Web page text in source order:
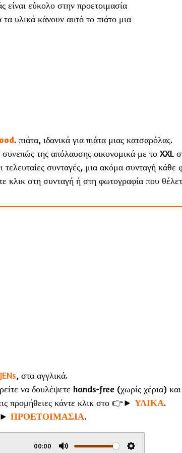
είναι εύκολο στην προετοιμασία
υλικά κάνουν αυτό το πιάτο μια
. πιάτα, ιδανικά για πιάτα μιας κατσαρόλας.
της απόλαυσης οικονομικά με το XXL
συνταγές, μια ακόμα συνταγή κάθε
στη συνταγή ή στη φωτογραφία που
JENs, στα αγγλικά.
να δουλέψετε hands-free (χωρίς χέρια)
προμήθειες κάντε κλικ στο 👉► ΥΛΙΚΑ.
ΠΡΟΕΤΟΙΜΑΣΙΑ.
00:00